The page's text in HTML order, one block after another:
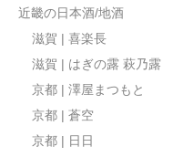
近畿の日本酒/地酒
滋賀 | 喜楽長
滋賀 | はぎの露 萩乃露
京都 | 澤屋まつもと
京都 | 蒼空
京都 | 日日